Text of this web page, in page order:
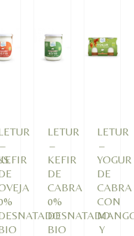
–
LETUR
–
KEFIR
DE
CABRA
0%
DESNATADO
BIO
LETUR
–
YOGUR
DE
CABRA
CON
Y